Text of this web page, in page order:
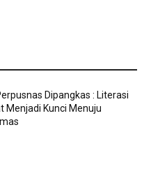
Dipangkas : Literasi
Menjadi Kunci Menuju